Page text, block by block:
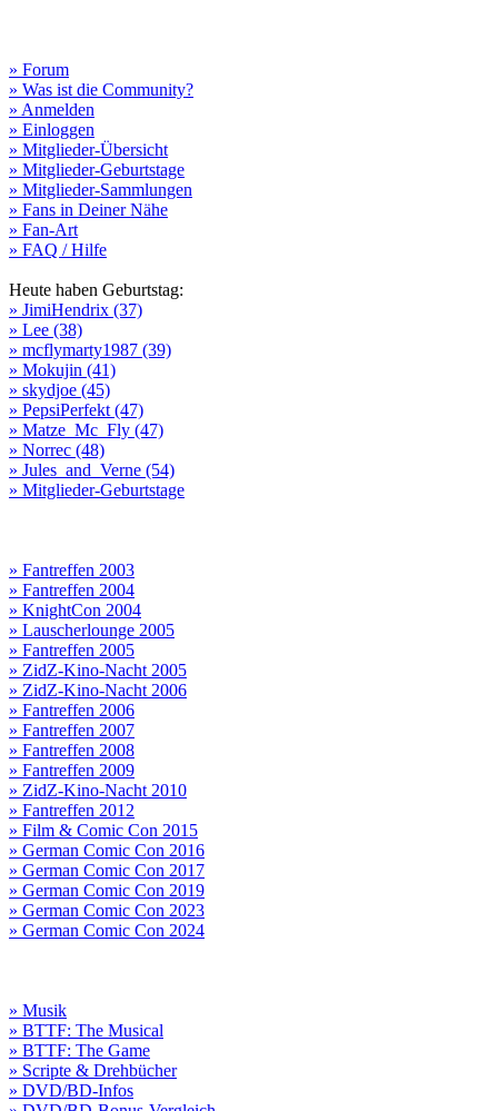
» Forum
» Was ist die Community?
» Anmelden
» Einloggen
» Mitglieder-Übersicht
» Mitglieder-Geburtstage
» Mitglieder-Sammlungen
» Fans in Deiner Nähe
» Fan-Art
» FAQ / Hilfe
Heute haben Geburtstag:
» JimiHendrix (37)
» Lee (38)
» mcflymarty1987 (39)
» Mokujin (41)
» skydjoe (45)
» PepsiPerfekt (47)
» Matze_Mc_Fly (47)
» Norrec (48)
» Jules_and_Verne (54)
» Mitglieder-Geburtstage
» Fantreffen 2003
» Fantreffen 2004
» KnightCon 2004
» Lauscherlounge 2005
» Fantreffen 2005
» ZidZ-Kino-Nacht 2005
» ZidZ-Kino-Nacht 2006
» Fantreffen 2006
» Fantreffen 2007
» Fantreffen 2008
» Fantreffen 2009
» ZidZ-Kino-Nacht 2010
» Fantreffen 2012
» Film & Comic Con 2015
» German Comic Con 2016
» German Comic Con 2017
» German Comic Con 2019
» German Comic Con 2023
» German Comic Con 2024
» Musik
» BTTF: The Musical
» BTTF: The Game
» Scripte & Drehbücher
» DVD/BD-Infos